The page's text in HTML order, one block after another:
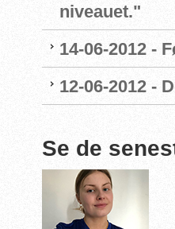
niveauet."
14-06-2012 -
12-06-2012 -
Se de